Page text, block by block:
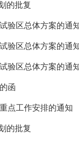
的批复
验区总体方案的通
验区总体方案的通
验区总体方案的通
函
点工作安排的通知
的批复